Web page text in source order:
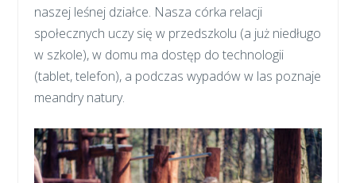
naszej leśnej działce. Nasza córka relacji
społecznych uczy się w przedszkolu (a już niedługo
w szkole), w domu ma dostęp do technologii
(tablet, telefon), a podczas wypadów w las poznaje
meandry natury.